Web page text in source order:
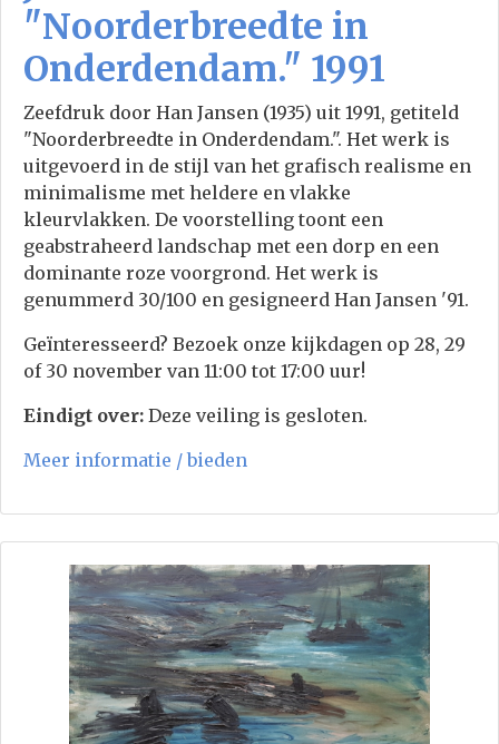
"Noorderbreedte in
Onderdendam." 1991
Zeefdruk door Han Jansen (1935) uit 1991, getiteld
"Noorderbreedte in Onderdendam.". Het werk is
uitgevoerd in de stijl van het grafisch realisme en
minimalisme met heldere en vlakke
kleurvlakken. De voorstelling toont een
geabstraheerd landschap met een dorp en een
dominante roze voorgrond. Het werk is
genummerd 30/100 en gesigneerd Han Jansen '91.
Geïnteresseerd? Bezoek onze kijkdagen op 28, 29
of 30 november van 11:00 tot 17:00 uur!
Eindigt over: Deze veiling is gesloten.
Meer informatie / bieden